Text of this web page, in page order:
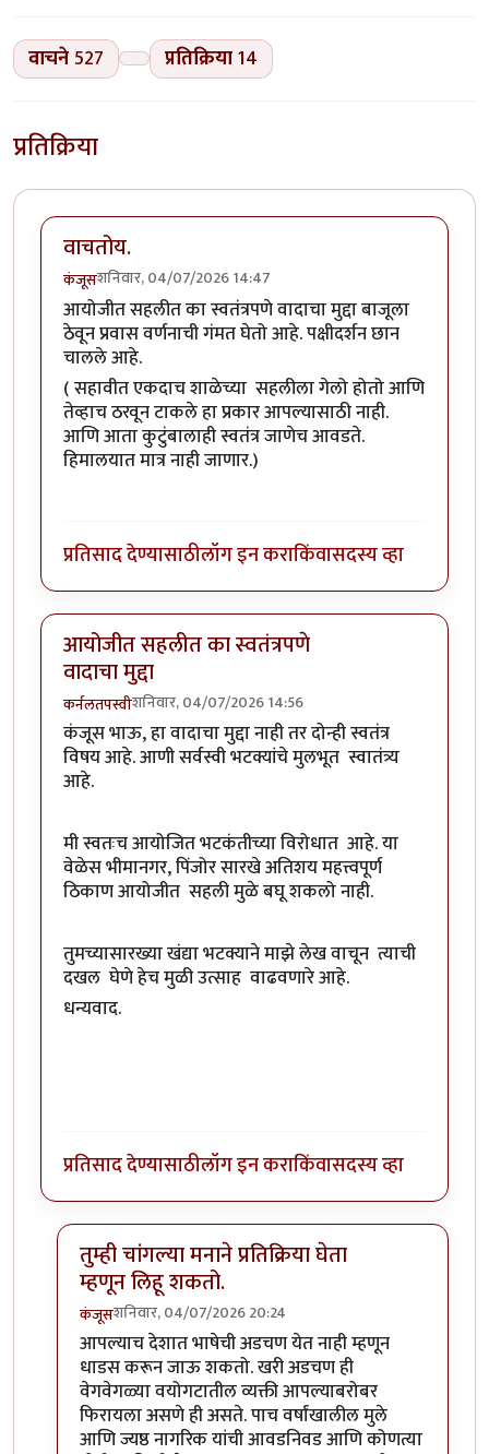
वाचने527 प्रतिक्रिया14
प्रतिक्रिया
वाचतोय.
कंजूसशनिवार, 04/07/2026 14:47
आयोजीत सहलीत का स्वतंत्रपणे वादाचा मुद्दा बाजूला
ठेवून प्रवास वर्णनाची गंमत घेतो आहे. पक्षीदर्शन छान
चालले आहे.
( सहावीत एकदाच शाळेच्या सहलीला गेलो होतो आणि
तेव्हाच ठरवून टाकले हा प्रकार आपल्यासाठी नाही.
आणि आता कुटुंबालाही स्वतंत्र जाणेच आवडते.
हिमालयात मात्र नाही जाणार.)
प्रतिसाद देण्यासाठीलॉग इन कराकिंवासदस्य व्हा
आयोजीत सहलीत का स्वतंत्रपणे
वादाचा मुद्दा
कर्नलतपस्वीशनिवार, 04/07/2026 14:56
कंजूस भाऊ, हा वादाचा मुद्दा नाही तर दोन्ही स्वतंत्र
विषय आहे. आणी सर्वस्वी भटक्यांचे मुलभूत स्वातंत्र्य
आहे.
मी स्वतःच आयोजित भटकंतीच्या विरोधात आहे. या
वेळेस भीमानगर, पिंजोर सारखे अतिशय महत्त्वपूर्ण
ठिकाण आयोजीत सहली मुळे बघू शकलो नाही.
तुमच्यासारख्या खंद्या भटक्याने माझे लेख वाचून त्याची
दखल घेणे हेच मुळी उत्साह वाढवणारे आहे.
धन्यवाद.
प्रतिसाद देण्यासाठीलॉग इन कराकिंवासदस्य व्हा
तुम्ही चांगल्या मनाने प्रतिक्रिया घेता
म्हणून लिहू शकतो.
कंजूसशनिवार, 04/07/2026 20:24
In reply toआयोजीत सहलीत का स्वतंत्रपणे वादाचा मुद्दा
आपल्याच देशात भाषेची अडचण येत नाही म्हणून
धाडस करून जाऊ शकतो. खरी अडचण ही
वेगवेगळ्या वयोगटातील व्यक्ती आपल्याबरोबर
फिरायला असणे ही असते. पाच वर्षांखालील मुले
आणि ज्यष्ठ नागरिक यांची आवडनिवड आणि कोणत्या